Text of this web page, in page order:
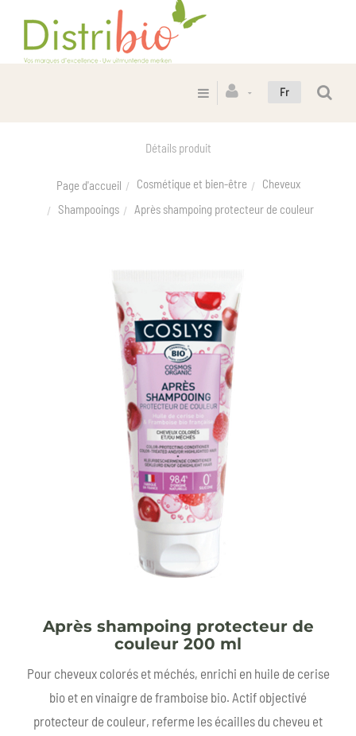
Fr
Détails produit
Page d'accueil Cosmétique et bien-être
Cheveux
Shampooings
Après shampoing protecteur de couleur
Après shampoing protecteur de
couleur 200 ml
Pour cheveux colorés et méchés, enrichi en huile de cerise
bio et en vinaigre de framboise bio. Actif objectivé
protecteur de couleur, referme les écailles du cheveu et